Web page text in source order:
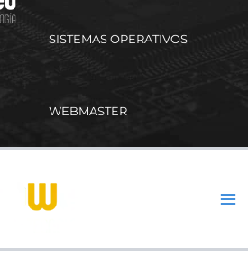
SISTEMAS OPERATIVOS
WEBMASTER